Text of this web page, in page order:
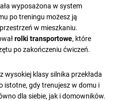
wyposażona w system
po treningu możesz ją
w mieszkaniu.
rolki transportowe, które
po zakończeniu ćwiczeń.
wysokiej klasy silnika przekłada
istotne, gdy trenujesz w domu i
dla siebie, jak i domowników.